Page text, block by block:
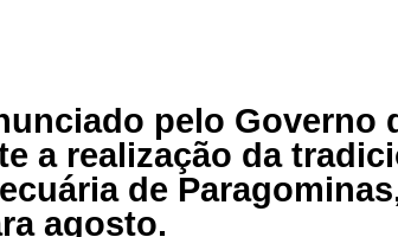
pelo Governo
a realização da
de
agosto.